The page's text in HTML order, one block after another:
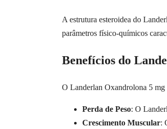
A estrutura esteroidea do
parâmetros físico-químicos
Benefícios do
O Landerlan Oxandrolona 5
Perda de Peso: O
Crescimento Muscular: